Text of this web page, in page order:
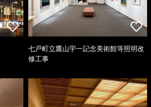
七戸町立鷹山宇一記念美術館等照明改
修工事